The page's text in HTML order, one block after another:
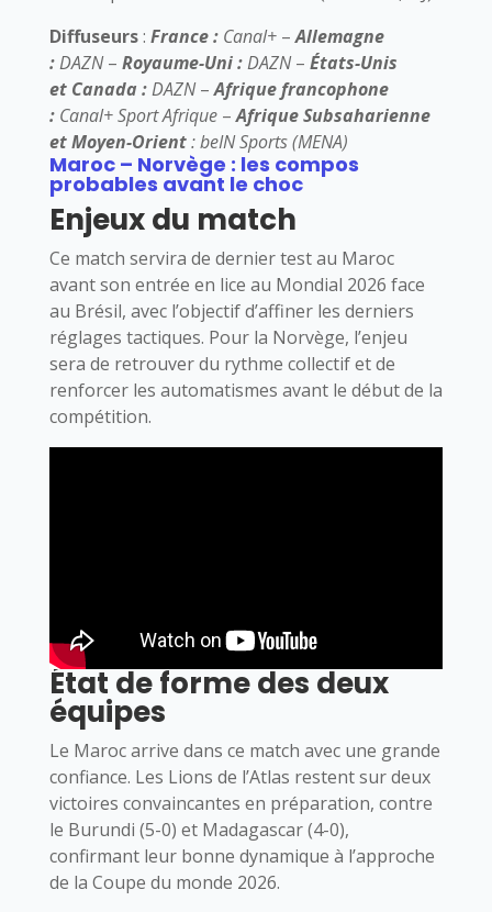
Diffuseurs: France : Canal+–Allemagne
:DAZN– Royaume-Uni :DAZN– États-Unis
et Canada :DAZN–Afrique francophone
: Canal+ Sport Afrique–Afrique Subsaharienne
et Moyen-Orient:beIN Sports (MENA)
Maroc – Norvège : les compos
probables avant le choc
Enjeux du match
Ce match servira de dernier test au Maroc
avant son entrée en lice au Mondial 2026 face
au Brésil, avec l’objectif d’affiner les derniers
réglages tactiques. Pour la Norvège, l’enjeu
sera de retrouver du rythme collectif et de
renforcer les automatismes avant le début de la
compétition.
État de forme des deux
équipes
Le Maroc arrive dans ce match avec une grande
confiance. Les Lions de l’Atlas restent sur deux
victoires convaincantes en préparation, contre
le Burundi (5-0) et Madagascar (4-0),
confirmant leur bonne dynamique à l’approche
de la Coupe du monde 2026.